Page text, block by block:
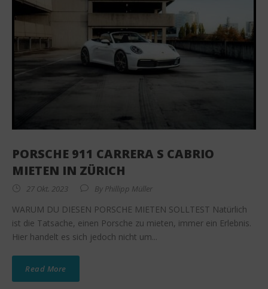
PORSCHE 911 CARRERA S CABRIO
MIETEN IN ZÜRICH
27 Okt. 2023 By Phillipp Müller
WARUM DU DIESEN PORSCHE MIETEN SOLLTEST Natürlich
ist die Tatsache, einen Porsche zu mieten, immer ein Erlebnis.
Hier handelt es sich jedoch nicht um...
Read More